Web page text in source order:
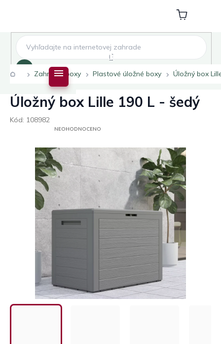
Nákupní
košík
DomůZahradní boxy Plastové úložné boxy Úložný box
Úložný box Lille 190 L - šedý
Kód: 108982
PRŮMĚRNÉ
HVĚZDIČEK.
NEOHODNOCENO